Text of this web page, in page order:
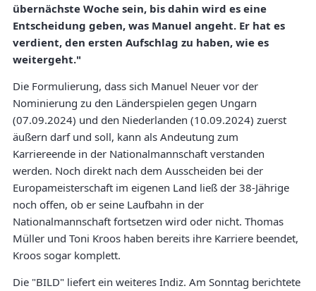
übernächste Woche sein, bis dahin wird es eine
Entscheidung geben, was Manuel angeht. Er hat es
verdient, den ersten Aufschlag zu haben, wie es
weitergeht."
Die Formulierung, dass sich Manuel Neuer vor der
Nominierung zu den Länderspielen gegen Ungarn
(07.09.2024) und den Niederlanden (10.09.2024) zuerst
äußern darf und soll, kann als Andeutung zum
Karriereende in der Nationalmannschaft verstanden
werden. Noch direkt nach dem Ausscheiden bei der
Europameisterschaft im eigenen Land ließ der 38-Jährige
noch offen, ob er seine Laufbahn in der
Nationalmannschaft fortsetzen wird oder nicht. Thomas
Müller und Toni Kroos haben bereits ihre Karriere beendet,
Kroos sogar komplett.
Die "BILD" liefert ein weiteres Indiz. Am Sonntag berichtete